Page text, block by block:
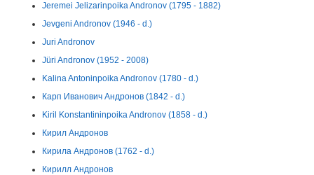
Jeremei Jelizarinpoika Andronov (1795 - 1882)
Jevgeni Andronov (1946 - d.)
Juri Andronov
Jüri Andronov (1952 - 2008)
Kalina Antoninpoika Andronov (1780 - d.)
Карп Иванович Андронов (1842 - d.)
Kiril Konstantininpoika Andronov (1858 - d.)
Кирил Андронов
Кирила Андронов (1762 - d.)
Кирилл Андронов